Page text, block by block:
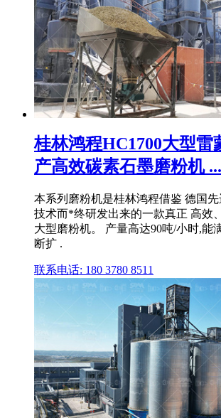
桂林鸿程HC1700大型雷
产高效碳素石墨磨粉机 ...
本系列磨粉机是桂林鸿程借鉴 德国
技术而*终研发出来的一款真正 高效
大型磨粉机。 产量高达90吨/小时,能
断扩 .
联系电话: 180 3780 8511